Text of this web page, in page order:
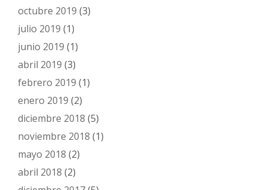
octubre 2019 (3)
julio 2019 (1)
junio 2019 (1)
abril 2019 (3)
febrero 2019 (1)
enero 2019 (2)
diciembre 2018 (5)
noviembre 2018 (1)
mayo 2018 (2)
abril 2018 (2)